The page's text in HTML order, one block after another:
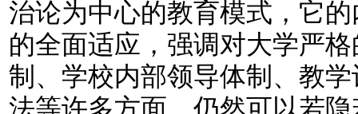
治论为中心的教育模式，它
的全面适应，强调对大学严
制、学校内部领导体制、教
法等许多方面，仍然可以若